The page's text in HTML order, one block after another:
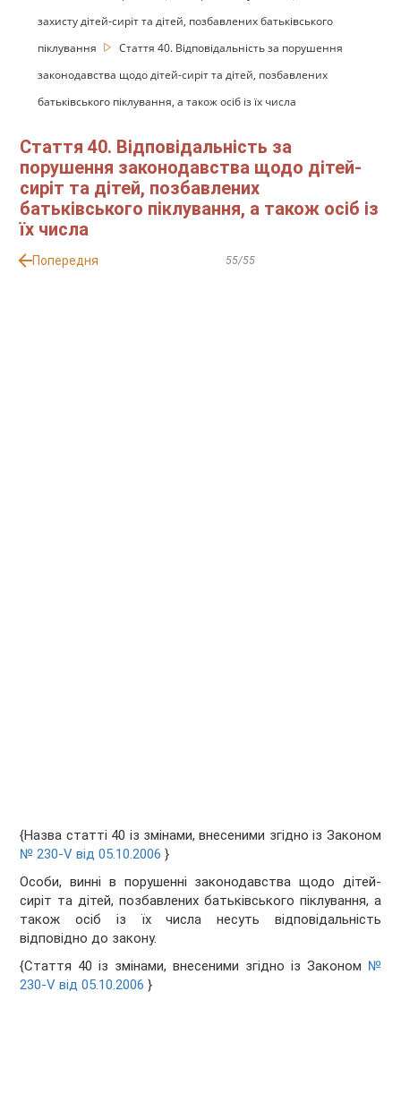
захисту дітей-сиріт та дітей, позбавлених батьківського
піклування
Стаття 40. Відповідальність за порушення
законодавства щодо дітей-сиріт та дітей, позбавлених
батьківського піклування, а також осіб із їх числа
Стаття 40. Відповідальність за
порушення законодавства щодо дітей-
сиріт та дітей, позбавлених
батьківського піклування, а також осіб із
їх числа
Попередня 55/55
{Назва статті 40 із змінами, внесеними згідно із Законом
№ 230-V від 05.10.2006 }
Особи, винні в порушенні законодавства щодо дітей-
сиріт та дітей, позбавлених батьківського піклування, а
також осіб із їх числа несуть відповідальність
відповідно до закону.
{Стаття 40 із змінами, внесеними згідно із Законом №
230-V від 05.10.2006 }